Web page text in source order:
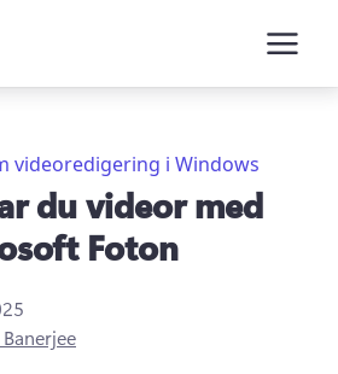
videoredigering i Windows
du videor med
Foton